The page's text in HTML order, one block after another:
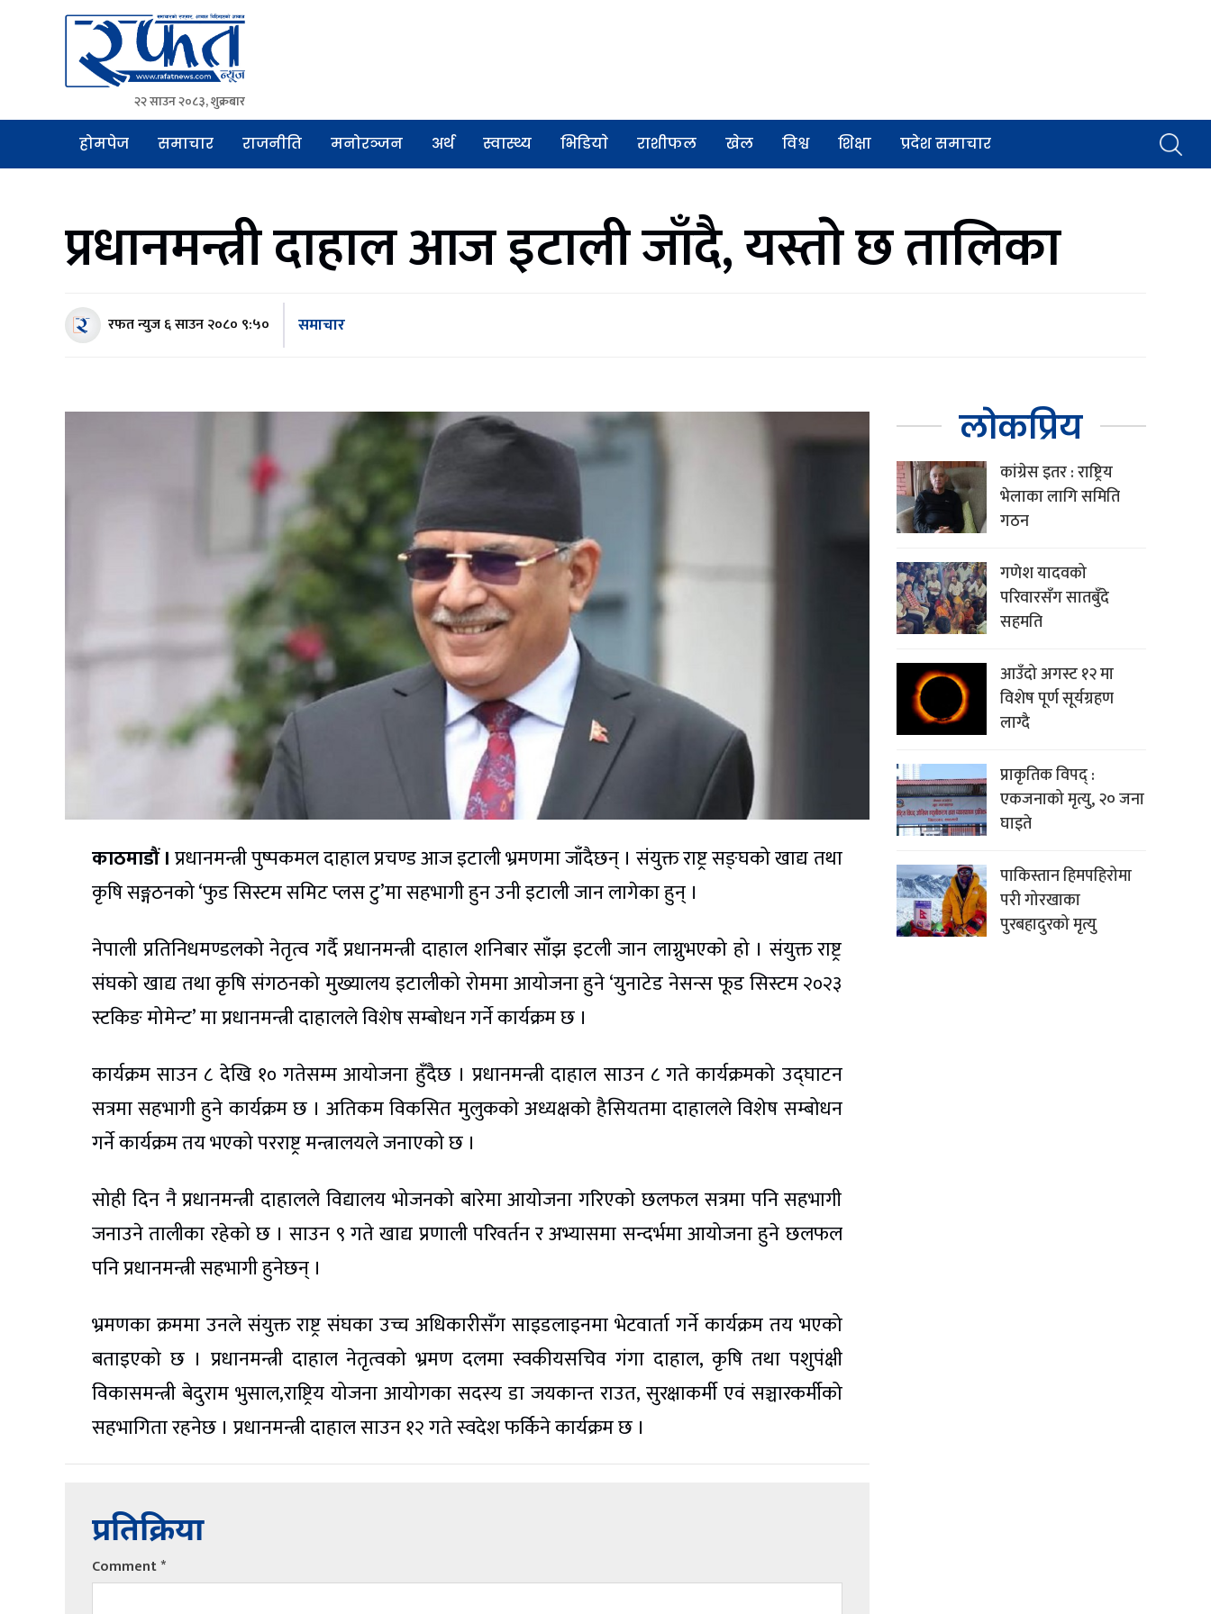
Rafat News
समाचारको रफ्तार, आवाज बिहिनहरुको आवाज
२२ साउन २०८३, शुक्रबार
होमपेज समाचार राजनीति मनोरञ्जन अर्थ स्वास्थ्य भिडियाे राशीफल खेल विश्व शिक्षा प्रदेश समाचार
प्रधानमन्त्री दाहाल आज इटाली जाँदै, यस्ताे छ तालिका
रफत न्युज६ साउन २०८० ९:५० समाचार
काठमाडौं ।प्रधानमन्त्री पुष्पकमल दाहाल प्रचण्ड आज इटाली भ्रमणमा जाँदैछन् । संयुक्त राष्ट्र सङ्घको खाद्य तथा
कृषि सङ्गठनको ‘फुड सिस्टम समिट प्लस टु’मा सहभागी हुन उनी इटाली जान लागेका हुन् ।
नेपाली प्रतिनिधमण्डलको नेतृत्व गर्दै प्रधानमन्त्री दाहाल शनिबार साँझ इटली जान लाग्नुभएको हो । संयुक्त राष्ट्र
संघको खाद्य तथा कृषि संगठनको मुख्यालय इटालीको रोममा आयोजना हुने ‘युनाटेड नेसन्स फूड सिस्टम २०२३
स्टकिङ मोमेन्ट’ मा प्रधानमन्त्री दाहालले विशेष सम्बोधन गर्ने कार्यक्रम छ ।
कार्यक्रम साउन ८ देखि १० गतेसम्म आयोजना हुँदैछ । प्रधानमन्त्री दाहाल साउन ८ गते कार्यक्रमको उद्घाटन
सत्रमा सहभागी हुने कार्यक्रम छ । अतिकम विकसित मुलुकको अध्यक्षको हैसियतमा दाहालले विशेष सम्बोधन
गर्ने कार्यक्रम तय भएको परराष्ट्र मन्त्रालयले जनाएको छ ।
सोही दिन नै प्रधानमन्त्री दाहालले विद्यालय भोजनको बारेमा आयोजना गरिएको छलफल सत्रमा पनि सहभागी
जनाउने तालीका रहेको छ । साउन ९ गते खाद्य प्रणाली परिवर्तन र अभ्यासमा सन्दर्भमा आयोजना हुने छलफल
पनि प्रधानमन्त्री सहभागी हुनेछन् ।
भ्रमणका क्रममा उनले संयुक्त राष्ट्र संघका उच्च अधिकारीसँग साइडलाइनमा भेटवार्ता गर्ने कार्यक्रम तय भएको
बताइएको छ । प्रधानमन्त्री दाहाल नेतृत्वको भ्रमण दलमा स्वकीयसचिव गंगा दाहाल, कृषि तथा पशुपंक्षी
विकासमन्त्री बेदुराम भुसाल,राष्ट्रिय योजना आयोगका सदस्य डा जयकान्त राउत, सुरक्षाकर्मी एवं सञ्चारकर्मीको
सहभागिता रहनेछ । प्रधानमन्त्री दाहाल साउन १२ गते स्वदेश फर्किने कार्यक्रम छ ।
प्रतिक्रिया
Comment*
लोकप्रिय
कांग्रेस इतर : राष्ट्रिय
भेलाका लागि समिति
गठन
गणेश यादवको
परिवारसँग सातबुँदे
सहमति
आउँदो अगस्ट १२ मा
विशेष पूर्ण सूर्यग्रहण
लाग्दै
प्राकृतिक विपद् :
एकजनाको मृत्यु, २० जना
घाइते
पाकिस्तान हिमपहिरोमा
परी गोरखाका
पुरबहादुरको मृत्यु